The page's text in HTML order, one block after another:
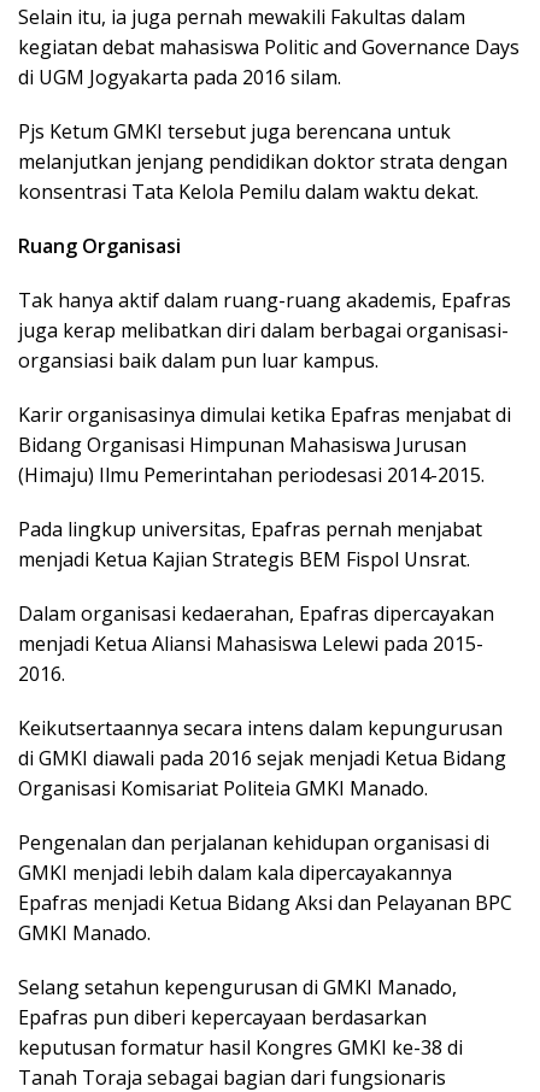
Selain itu, ia juga pernah mewakili Fakultas dalam
kegiatan debat mahasiswa Politic and Governance Days
di UGM Jogyakarta pada 2016 silam.
Pjs Ketum GMKI tersebut juga berencana untuk
melanjutkan jenjang pendidikan doktor strata dengan
konsentrasi Tata Kelola Pemilu dalam waktu dekat.
Ruang Organisasi
Tak hanya aktif dalam ruang-ruang akademis, Epafras
juga kerap melibatkan diri dalam berbagai organisasi-
organsiasi baik dalam pun luar kampus.
Karir organisasinya dimulai ketika Epafras menjabat di
Bidang Organisasi Himpunan Mahasiswa Jurusan
(Himaju) Ilmu Pemerintahan periodesasi 2014-2015.
Pada lingkup universitas, Epafras pernah menjabat
menjadi Ketua Kajian Strategis BEM Fispol Unsrat.
Dalam organisasi kedaerahan, Epafras dipercayakan
menjadi Ketua Aliansi Mahasiswa Lelewi pada 2015-
2016.
Keikutsertaannya secara intens dalam kepungurusan
di GMKI diawali pada 2016 sejak menjadi Ketua Bidang
Organisasi Komisariat Politeia GMKI Manado.
Pengenalan dan perjalanan kehidupan organisasi di
GMKI menjadi lebih dalam kala dipercayakannya
Epafras menjadi Ketua Bidang Aksi dan Pelayanan BPC
GMKI Manado.
Selang setahun kepengurusan di GMKI Manado,
Epafras pun diberi kepercayaan berdasarkan
keputusan formatur hasil Kongres GMKI ke-38 di
Tanah Toraja sebagai bagian dari fungsionaris